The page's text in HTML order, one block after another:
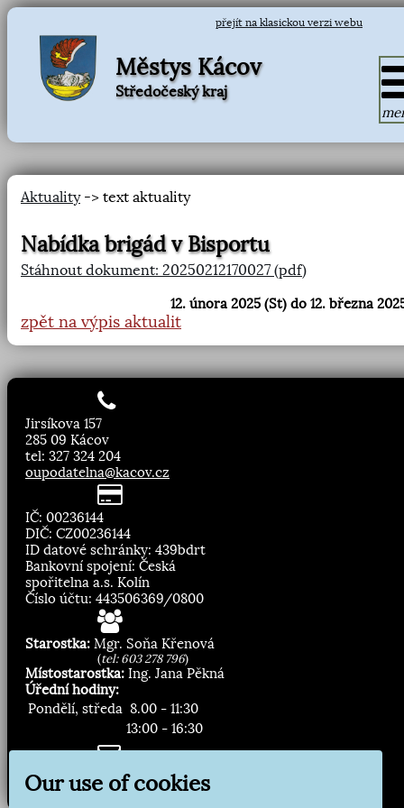
přejít na klasickou verzi webu
Městys Kácov
Středočeský kraj
Aktuality-> text aktuality
Nabídka brigád v Bisportu
Stáhnout dokument: 20250212170027 (pdf)
12. února 2025 (St) do 12. března
zpět na výpis aktualit
Jirsíkova 157
285 09 Kácov
tel: 327 324 204
oupodatelna@kacov.cz
IČ: 00236144
DIČ: CZ00236144
ID datové schránky: 439bdrt
Bankovní spojení: Česká
spořitelna a.s. Kolín
Číslo účtu: 443506369/0800
Starostka: Mgr. Soňa Křenová
(tel: 603 278 796)
Místostarostka: Ing. Jana Pěkná
Úřední hodiny:
Pondělí, středa 8.00 - 11:30
13:00 - 16:30
Zasílání novinek:
Our use of cookies